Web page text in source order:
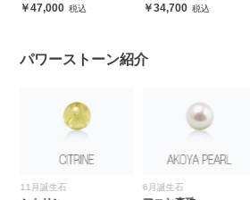
47,000 34,700
パワーストーン紹介
11月誕生石 6月誕生石